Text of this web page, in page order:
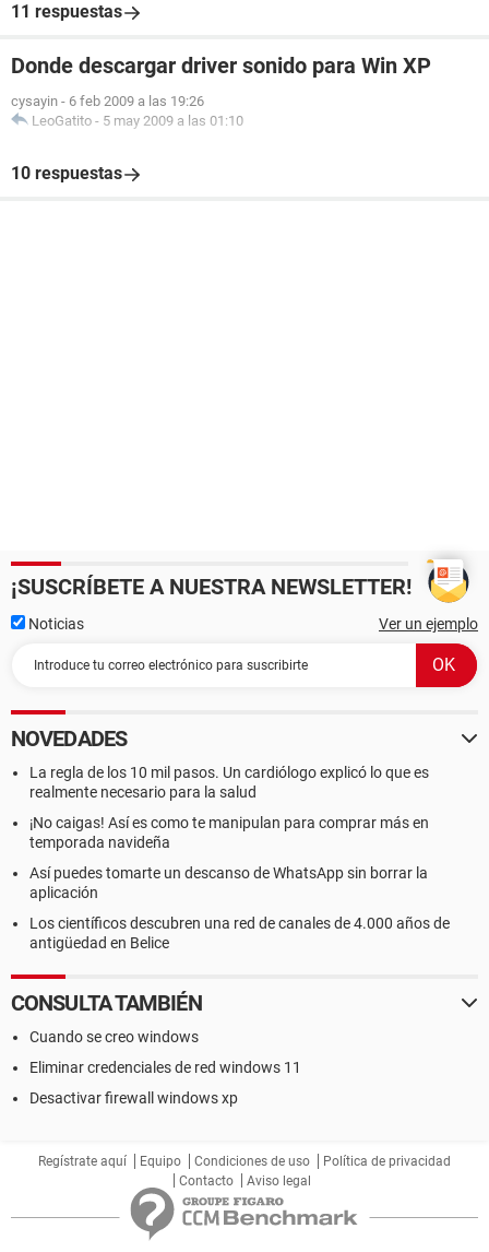
11 respuestas
Donde descargar driver sonido para Win XP
cysayin - 6 feb 2009 a las 19:26
LeoGatito - 5 may 2009 a las 01:10
10 respuestas
¡SUSCRÍBETE A NUESTRA NEWSLETTER!
Noticias Ver un ejemplo
NOVEDADES
La regla de los 10 mil pasos. Un cardiólogo explicó lo que es
realmente necesario para la salud
¡No caigas! Así es como te manipulan para comprar más en
temporada navideña
Así puedes tomarte un descanso de WhatsApp sin borrar la
aplicación
Los científicos descubren una red de canales de 4.000 años de
antigüedad en Belice
CONSULTA TAMBIÉN
Cuando se creo windows
Eliminar credenciales de red windows 11
Desactivar firewall windows xp
Regístrate aquí Equipo Condiciones de uso
Política de privacidad
Contacto
Aviso legal